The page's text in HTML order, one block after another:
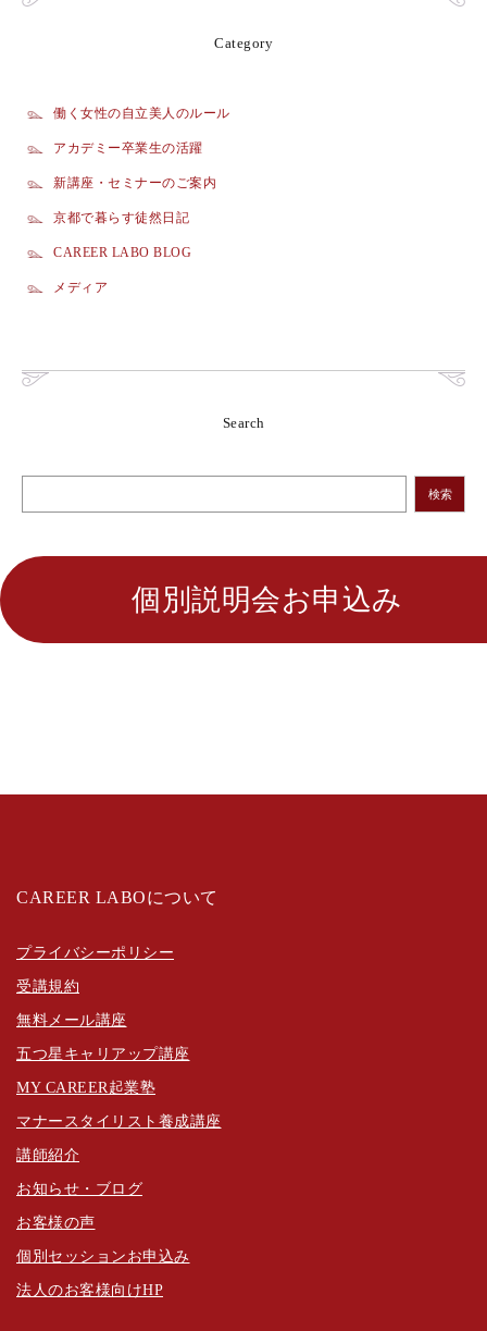
Category
働く女性の自立美人のルール
アカデミー卒業生の活躍
新講座・セミナーのご案内
京都で暮らす徒然日記
CAREER LABO BLOG
メディア
Search
検索
個別説明会お申込み
CAREER LABOについて
プライバシーポリシー
受講規約
無料メール講座
五つ星キャリアップ講座
MY CAREER起業塾
マナースタイリスト養成講座
講師紹介
お知らせ・ブログ
お客様の声
個別セッションお申込み
法人のお客様向けHP